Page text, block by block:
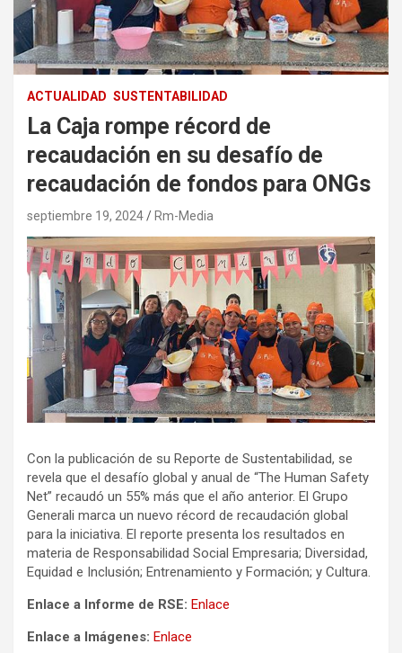
ACTUALIDAD SUSTENTABILIDAD
La Caja rompe récord de
recaudación en su desafío de
recaudación de fondos para ONGs
septiembre 19, 2024 Rm-Media
Con la publicación de su Reporte de Sustentabilidad, se
revela que el desafío global y anual de “The Human Safety
Net” recaudó un 55% más que el año anterior. El Grupo
Generali marca un nuevo récord de recaudación global
para la iniciativa. El reporte presenta los resultados en
materia de Responsabilidad Social Empresaria; Diversidad,
Equidad e Inclusión; Entrenamiento y Formación; y Cultura.
Enlace a Informe de RSE: Enlace
Enlace a Imágenes: Enlace